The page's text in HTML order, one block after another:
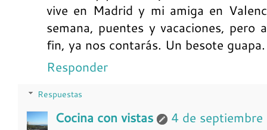
vive en Madrid y mi amiga en
semana, puentes y vacaciones,
fin, ya nos contarás. Un besote guapa.
Responder
Respuestas
Cocina con vistas
4 de